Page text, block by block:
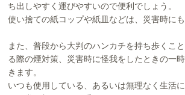
ち出しやすく運びやすいので便利でしょう。
使い捨ての紙コップや紙皿などは、災害時にも
また、普段から大判のハンカチを持ち歩くこ
る際の煙対策、災害時に怪我をしたときの一
きます。
いつも使用している、あるいは無理なく生活